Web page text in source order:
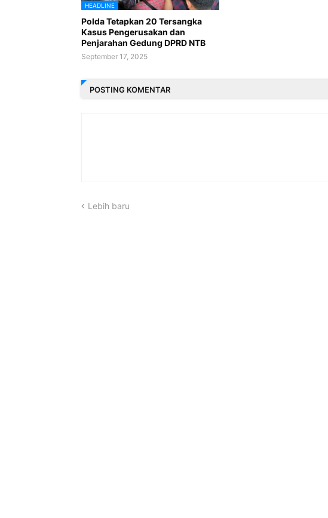
HEADLINE
Polda Tetapkan 20 Tersangka
Kasus Pengerusakan dan
Penjarahan Gedung DPRD NTB
September 17, 2025
POSTING KOMENTAR
Lebih baru